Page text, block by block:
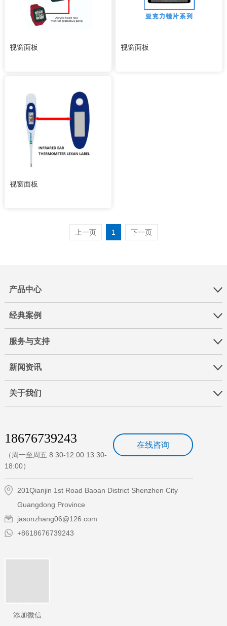
视窗面板 视窗面板
视窗面板
上一页 1 下一页
产品中心
经典案例
服务与支持
新闻资讯
关于我们
在线咨询
18676739243
（周一至周五 8:30-12:00 13:30-
18:00）
201Qianjin 1st Road Baoan District Shenzhen City
Guangdong Province
jasonzhang06@126.com
+8618676739243
添加微信